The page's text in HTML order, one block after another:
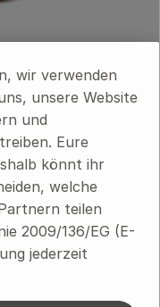
sind
Spaß am Genuss
wir verwenden
unsere Website
und
Eure
könnt ihr
welche
teilen
2009/136/EG (E-
jederzeit